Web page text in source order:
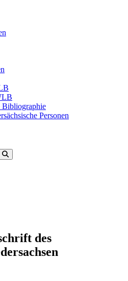
Bibliographie
Personen
des